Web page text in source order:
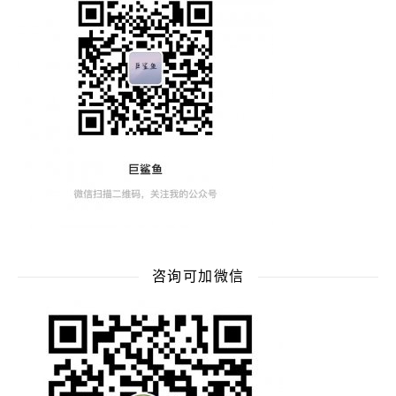
咨询可加微信